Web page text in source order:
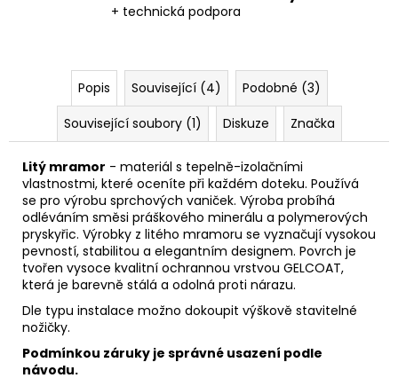
+ technická podpora
Popis Související (4)
Podobné (3)
Související soubory (1)
Diskuze Značka
Litý mramor - materiál s tepelně-izolačními
vlastnostmi, které oceníte při každém doteku. Používá
se pro výrobu sprchových vaniček. Výroba probíhá
odléváním směsi práškového minerálu a polymerových
pryskyřic. Výrobky z litého mramoru se vyznačují vysokou
pevností, stabilitou a elegantním designem. Povrch je
tvořen vysoce kvalitní ochrannou vrstvou GELCOAT,
která je barevně stálá a odolná proti nárazu.
Dle typu instalace možno dokoupit výškově stavitelné
nožičky.
Podmínkou záruky je správné usazení podle
návodu.